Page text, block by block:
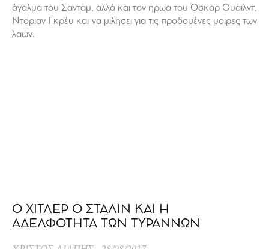
άγαλμα του Σαντάμ, αλλά και τον ήρωα του Όσκαρ Ουάιλντ,
Ντόριαν Γκρέυ και να μιλήσει για τις προδομένες μοίρες των
λαών.
Ο ΧΙΤΛΕΡ Ο ΣΤΑΛΙΝ ΚΑΙ Η
ΑΔΕΛΦΟΤΗΤΑ ΤΩΝ ΤΥΡΑΝΝΩΝ